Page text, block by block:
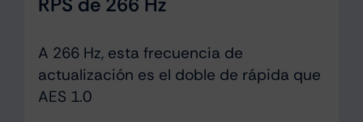
A 266 Hz, esta frecuencia de
actualización es el doble de rápida que
AES 1.0